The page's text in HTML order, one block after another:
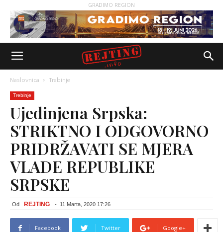
GRADIMO REGION
Naslovnica Trebinje
Trebinje
Ujedinjena Srpska:
STRIKTNO I ODGOVORNO
PRIDRŽAVATI SE MJERA
VLADE REPUBLIKE
SRPSKE
Od REJTING - 11 Marta, 2020 17:26
Facebook Twitter Google+